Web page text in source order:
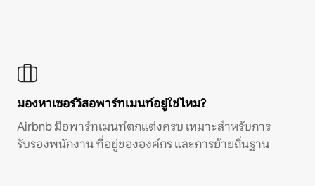
มองหาเซอร์วิสอพาร์ทเมนท์อยู่ใช่ไหม?
Airbnb มีอพาร์ทเมนท์ตกแต่งครบ เหมาะสำหรับการ
รับรองพนักงาน ที่อยู่ขององค์กร และการย้ายถิ่นฐาน